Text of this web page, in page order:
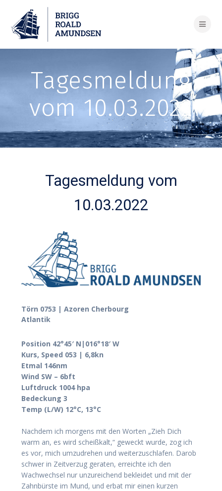
Tagesmeldung
vom 10.03.2022
Tagesmeldung vom
10.03.2022
Törn 0753 | Azoren Cherbourg
Atlantik
Position 42°45′ N|016°18′ W
Kurs, Speed 053 | 6,8kn
Etmal 146nm
Wind SW – 6bft
Luftdruck 1004 hpa
Bedeckung 3
Temp (L/W) 12°C, 13°C
Nachdem ich morgens mit den Worten „Zieh Dich
warm an, es wird scheißkalt,“ geweckt wurde, zog ich
es vor, mich umzudrehen und weiterzuschlafen. Darob
schwer in Zeitverzug geraten, erreichte ich den
Wachwechsel nur unzureichend bekleidet und mit der
Zahnbürste im Mund, und erbat mir einen kurzen